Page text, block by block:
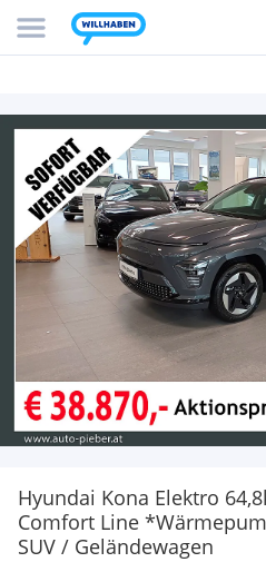
Hyundai Kona Elektro
Comfort Line
SUV / Geländewagen